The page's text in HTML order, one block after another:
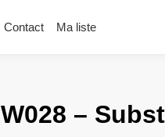
Contact Ma liste
W028 –